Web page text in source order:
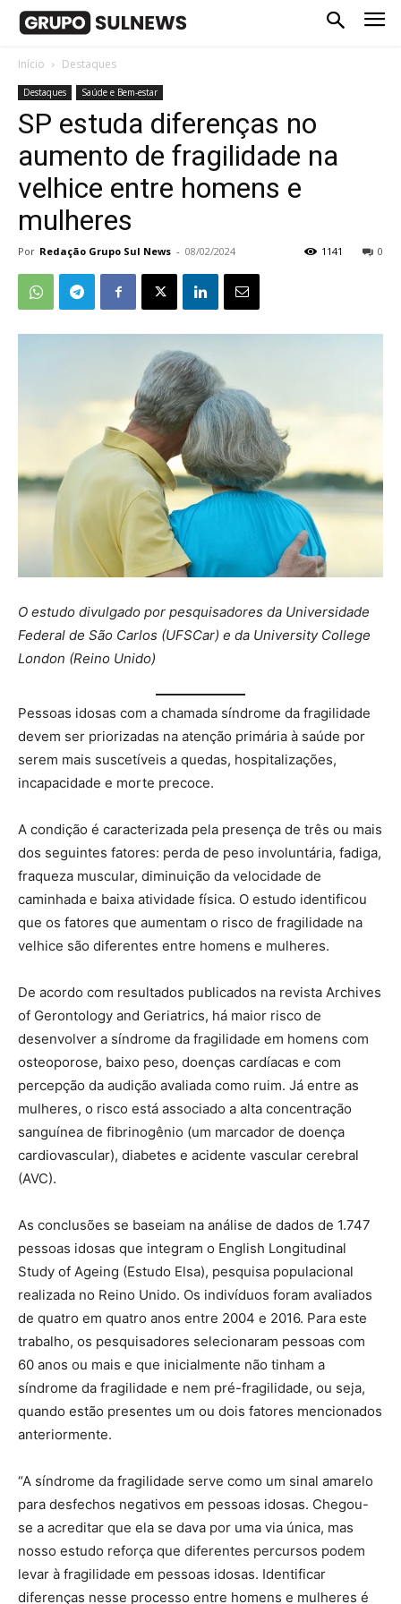
Início Destaques
Destaques Saúde e Bem-estar
SP estuda diferenças no
aumento de fragilidade na
velhice entre homens e
mulheres
Por Redação Grupo Sul News - 08/02/2024 0
1141
O estudo divulgado por pesquisadores da Universidade
Federal de São Carlos (UFSCar) e da University College
London (Reino Unido)
Pessoas idosas com a chamada síndrome da fragilidade
devem ser priorizadas na atenção primária à saúde por
serem mais suscetíveis a quedas, hospitalizações,
incapacidade e morte precoce.
A condição é caracterizada pela presença de três ou mais
dos seguintes fatores: perda de peso involuntária, fadiga,
fraqueza muscular, diminuição da velocidade de
caminhada e baixa atividade física. O estudo identificou
que os fatores que aumentam o risco de fragilidade na
velhice são diferentes entre homens e mulheres.
De acordo com resultados publicados na revista Archives
of Gerontology and Geriatrics, há maior risco de
desenvolver a síndrome da fragilidade em homens com
osteoporose, baixo peso, doenças cardíacas e com
percepção da audição avaliada como ruim. Já entre as
mulheres, o risco está associado a alta concentração
sanguínea de fibrinogênio (um marcador de doença
cardiovascular), diabetes e acidente vascular cerebral
(AVC).
As conclusões se baseiam na análise de dados de 1.747
pessoas idosas que integram o English Longitudinal
Study of Ageing (Estudo Elsa), pesquisa populacional
realizada no Reino Unido. Os indivíduos foram avaliados
de quatro em quatro anos entre 2004 e 2016. Para este
trabalho, os pesquisadores selecionaram pessoas com
60 anos ou mais e que inicialmente não tinham a
síndrome da fragilidade e nem pré-fragilidade, ou seja,
quando estão presentes um ou dois fatores mencionados
anteriormente.
“A síndrome da fragilidade serve como um sinal amarelo
para desfechos negativos em pessoas idosas. Chegou-
se a acreditar que ela se dava por uma via única, mas
nosso estudo reforça que diferentes percursos podem
levar à fragilidade em pessoas idosas. Identificar
diferenças nesse processo entre homens e mulheres é